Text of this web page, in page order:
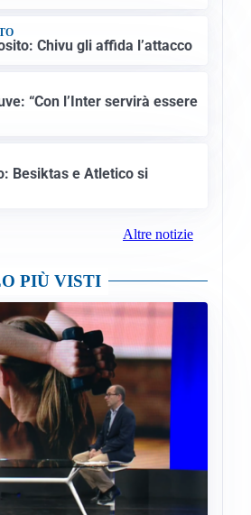
Chivu gli affida l’attacco
“Con l’Inter servirà essere
Besiktas e Atletico si
Altre notizie
PIÙ VISTI